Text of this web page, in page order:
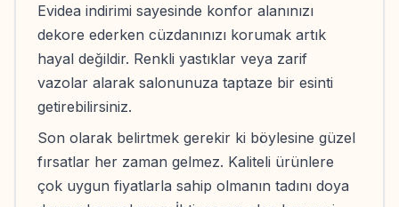
Evidea indirimi sayesinde konfor alanınızı
dekore ederken cüzdanınızı korumak artık
hayal değildir. Renkli yastıklar veya zarif
vazolar alarak salonunuza taptaze bir esinti
getirebilirsiniz.
Son olarak belirtmek gerekir ki böylesine güzel
fırsatlar her zaman gelmez. Kaliteli ürünlere
çok uygun fiyatlarla sahip olmanın tadını doya